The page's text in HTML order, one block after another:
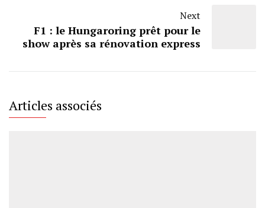
Next
F1 : le Hungaroring prêt pour le
show après sa rénovation express
Articles associés